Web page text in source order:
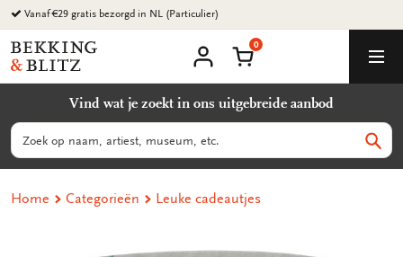
Ga
naar
content
Vanaf €29 gratis bezorgd in NL (Particulier)
Bekking
&
B.V.
account
Winkelmand
0
Vind wat je zoekt in ons uitgebreide aanbod
Zoeken
Home Categorieën Leuke cadeautjes